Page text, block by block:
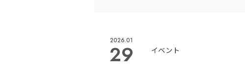
2026.01
29 イベント